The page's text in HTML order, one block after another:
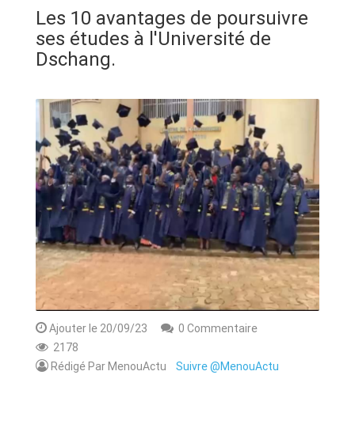
ANNONCE
ART & CULTURE & TRADITION
ASSAINISSEMENT
BREAKING-NEWS
CAMEROUN
PLUS
Les 10 avantages de poursuivre
ses études à l'Université de
Dschang.
Ajouter le 20/09/23
0 Commentaire
2178
Rédigé Par MenouActu Suivre @MenouActu